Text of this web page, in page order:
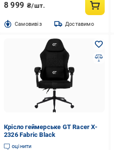
8 999 ₴/шт.
Cамовивіз Доставимо
Крісло геймерське GT Racer X-
2326 Fabric Black
оцінити